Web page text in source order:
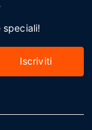
speciali!
Iscriviti